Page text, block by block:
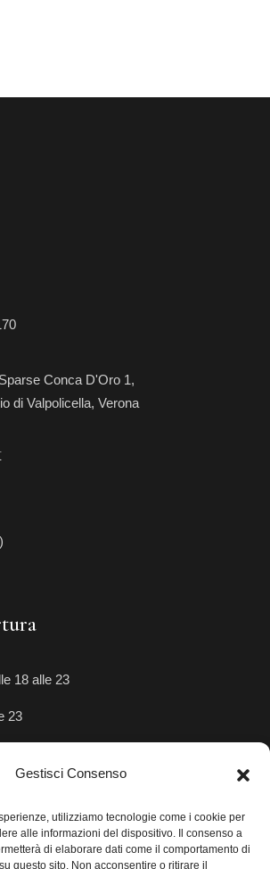
Gestisci Consenso
utilizziamo tecnologie come i cookie per
alle informazioni del dispositivo. Il consenso a
di elaborare dati come il comportamento di
questo sito. Non acconsentire o ritirare il
Conca D'Oro 1,
di Valpolicella, Verona
18 alle 23
23